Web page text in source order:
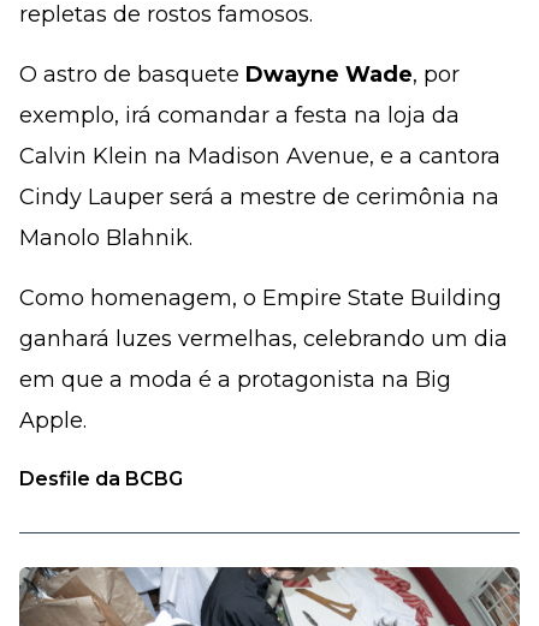
repletas de rostos famosos.
O astro de basquete Dwayne Wade, por
exemplo, irá comandar a festa na loja da
Calvin Klein na Madison Avenue, e a cantora
Cindy Lauper será a mestre de cerimônia na
Manolo Blahnik.
Como homenagem, o Empire State Building
ganhará luzes vermelhas, celebrando um dia
em que a moda é a protagonista na Big
Apple.
Desfile da BCBG